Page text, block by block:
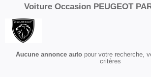
Voiture Occasion PEUGEOT
Aucune annonce autopour votre recherche,
critères